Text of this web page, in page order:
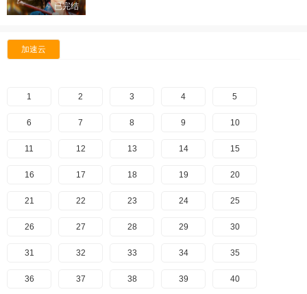
已完结
加速云
1 2 3 4 5
6 7 8 9 10
11 12 13 14 15
16 17 18 19 20
21 22 23 24 25
26 27 28 29 30
31 32 33 34 35
36 37 38 39 40